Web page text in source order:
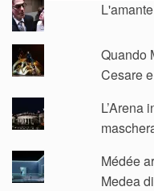
Quando
Cesare
L’Arena
Médée
Medea